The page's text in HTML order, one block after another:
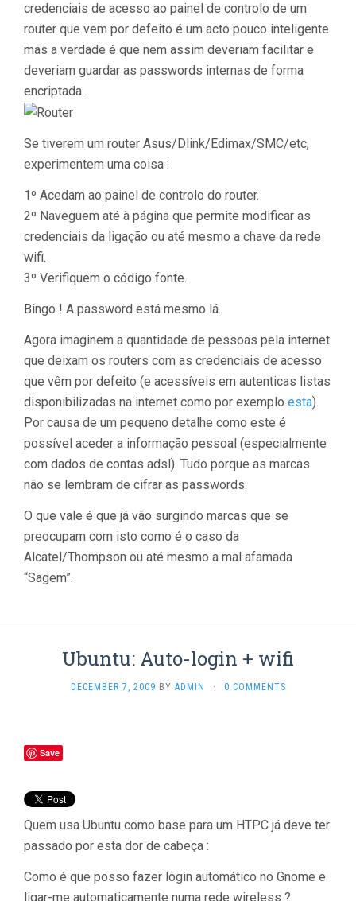
credenciais de acesso ao painel de controlo de um
router que vem por defeito é um acto pouco inteligente
mas a verdade é que nem assim deveriam facilitar e
deveriam guardar as passwords internas de forma
encriptada.
Se tiverem um router Asus/Dlink/Edimax/SMC/etc,
experimentem uma coisa :
1º Acedam ao painel de controlo do router.
2º Naveguem até à página que permite modificar as
credenciais da ligação ou até mesmo a chave da rede
wifi.
3º Verifiquem o código fonte.
Bingo ! A password está mesmo lá.
Agora imaginem a quantidade de pessoas pela internet
que deixam os routers com as credenciais de acesso
que vêm por defeito (e acessíveis em autenticas listas
disponibilizadas na internet como por exemplo esta).
Por causa de um pequeno detalhe como este é
possível aceder a informação pessoal (especialmente
com dados de contas adsl). Tudo porque as marcas
não se lembram de cifrar as passwords.
O que vale é que já vão surgindo marcas que se
preocupam com isto como é o caso da
Alcatel/Thompson ou até mesmo a mal afamada
“Sagem”.
Ubuntu: Auto-login + wifi
DECEMBER 7, 2009 BY ADMIN · 0 COMMENTS
Save
Quem usa Ubuntu como base para um HTPC já deve ter
passado por esta dor de cabeça :
Como é que posso fazer login automático no Gnome e
ligar-me automaticamente numa rede wireless ?